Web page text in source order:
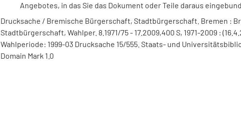
Angebotes, in das Sie das Dokument oder Teile daraus
Drucksache / Bremische Bürgerschaft, Stadtbürgerschaft. Bremen :
Stadtbürgerschaft, Wahlper. 8.1971/75 - 17.2009,400 S, 1971-2009 :
Wahlperiode: 1999-03 Drucksache 15/555. Staats- und
Domain Mark 1.0